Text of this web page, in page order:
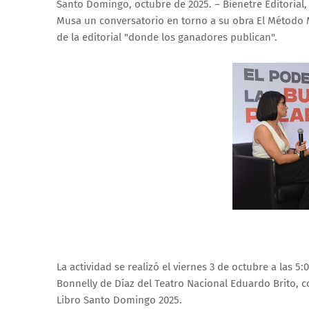
Santo Domingo, octubre de 2025. – Bienetre
Musa un conversatorio en torno a su obra El
de la editorial "donde los ganadores publican".
La actividad se realizó el viernes 3 de octubre a las
Bonnelly de Díaz del Teatro Nacional Eduardo Brito,
Libro Santo Domingo 2025.